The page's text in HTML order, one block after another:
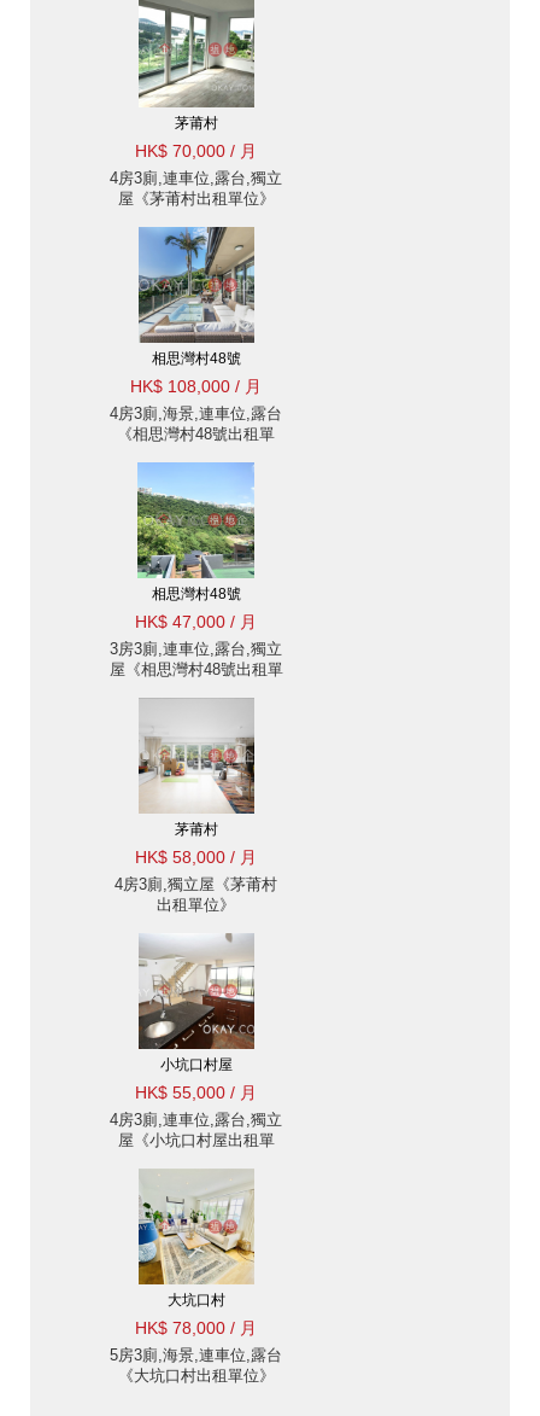
茅莆村
HK$ 70,000 / 月
4房3廁,連車位,露台,獨立
屋《茅莆村出租單位》
相思灣村48號
HK$ 108,000 / 月
4房3廁,海景,連車位,露台
《相思灣村48號出租單
相思灣村48號
HK$ 47,000 / 月
3房3廁,連車位,露台,獨立
屋《相思灣村48號出租單
茅莆村
HK$ 58,000 / 月
4房3廁,獨立屋《茅莆村
出租單位》
小坑口村屋
HK$ 55,000 / 月
4房3廁,連車位,露台,獨立
屋《小坑口村屋出租單
大坑口村
HK$ 78,000 / 月
5房3廁,海景,連車位,露台
《大坑口村出租單位》